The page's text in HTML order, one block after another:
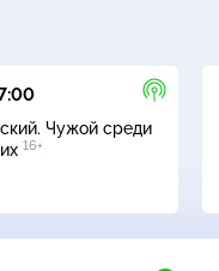
Чужой среди
16+